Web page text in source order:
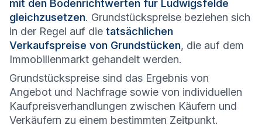
mit den Bodenrichtwerten für Ludwigsfelde
gleichzusetzen. Grundstückspreise beziehen sich
in der Regel auf die tatsächlichen
Verkaufspreise von Grundstücken, die auf dem
Immobilienmarkt gehandelt werden.
Grundstückspreise sind das Ergebnis von
Angebot und Nachfrage sowie von individuellen
Kaufpreisverhandlungen zwischen Käufern und
Verkäufern zu einem bestimmten Zeitpunkt.